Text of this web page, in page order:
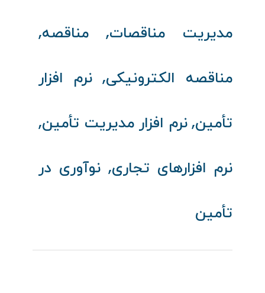
مدیریت مناقصات, مناقصه,
مناقصه الکترونیکی, نرم‌ افزار
تأمین,نرم‌ افزار مدیریت تأمین,
نرم‌ افزارهای تجاری, نوآوری در
تأمین